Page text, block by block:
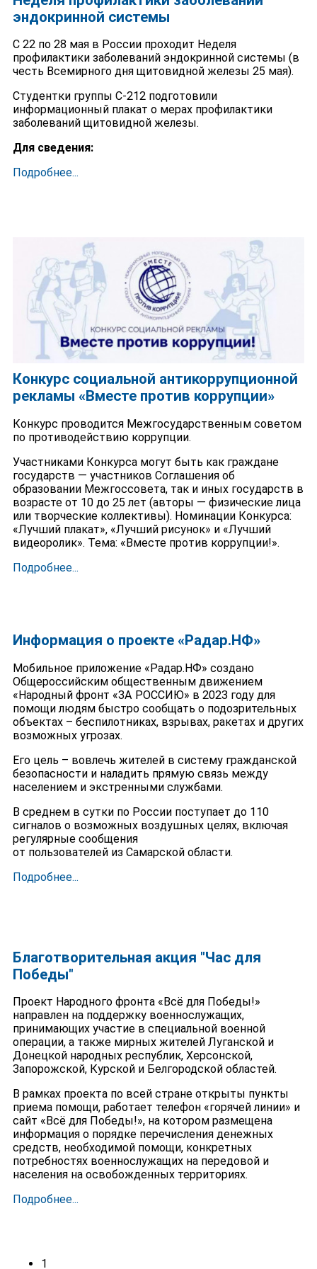
эндокринной системы
С 22 по 28 мая в России проходит Неделя
профилактики заболеваний эндокринной системы (в
честь Всемирного дня щитовидной железы 25 мая).
Студентки группы С-212 подготовили
информационный плакат о мерах профилактики
заболеваний щитовидной железы.
Для сведения:
Подробнее...
Конкурс социальной антикоррупционной
рекламы «Вместе против коррупции»
Конкурс проводится Межгосударственным советом
по противодействию коррупции.
Участниками Конкурса могут быть как граждане
государств — участников Соглашения об
образовании Межгоссовета, так и иных государств в
возрасте от 10 до 25 лет (авторы — физические лица
или творческие коллективы). Номинации Конкурса:
«Лучший плакат», «Лучший рисунок» и «Лучший
видеоролик». Тема: «Вместе против коррупции!».
Подробнее...
Информация о проекте «Радар.НФ»
Мобильное приложение «Радар.НФ» создано
Общероссийским общественным движением
«Народный фронт «ЗА РОССИЮ» в 2023 году для
помощи людям быстро сообщать о подозрительных
объектах – беспилотниках, взрывах, ракетах и других
возможных угрозах.
Его цель – вовлечь жителей в систему гражданской
безопасности и наладить прямую связь между
населением и экстренными службами.
В среднем в сутки по России поступает до 110
сигналов о возможных воздушных целях, включая
регулярные сообщения
от пользователей из Самарской области.
Подробнее...
Благотворительная акция "Час для
Победы"
Проект Народного фронта «Всё для Победы!»
направлен на поддержку военнослужащих,
принимающих участие в специальной военной
операции, а также мирных жителей Луганской и
Донецкой народных республик, Херсонской,
Запорожской, Курской и Белгородской областей.
В рамках проекта по всей стране открыты пункты
приема помощи, работает телефон «горячей линии» и
сайт «Всё для Победы!», на котором размещена
информация о порядке перечисления денежных
средств, необходимой помощи, конкретных
потребностях военнослужащих на передовой и
населения на освобожденных территориях.
Подробнее...
1